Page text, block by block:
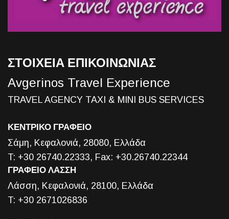
ΣΤΟΙΧΕΙΑ ΕΠΙΚΟΙΝΩΝΙΑΣ
Avgerinos Travel Experience
TRAVEL AGENCY TAXI & MINI BUS SERVICES
ΚΕΝΤΡΙΚΟ ΓΡΑΦΕΙΟ
Σάμη, Κεφαλονιά, 28080, Ελλάδα
T: +30 26740.22333, Fax: +30.26740.22344
ΓΡΑΦΕΙΟ ΛΑΣΣΗ
Λάσση, Κεφαλονιά, 28100, Ελλάδα
T: +30 2671026836